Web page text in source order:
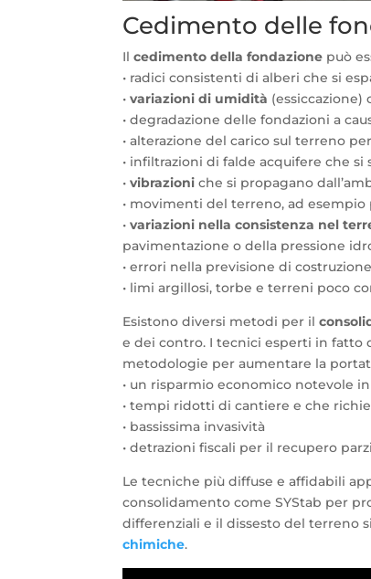
Cedimento delle
Ilcedimento della fondazione può
• radici consistenti di alberi che si
• variazioni di umidità
• degradazione delle fondazioni a
• alterazione del carico sul terreno
• infiltrazioni di falde acquifere che si
•vibrazioni che si propagano
• movimenti del terreno, ad esempio
•variazioni nella consistenza nel
pavimentazione o della pressione
• errori nella previsione di
• limi argillosi, torbe e terreni poco
Esistono diversi metodi per il
e dei contro. I tecnici esperti in fatto
metodologie per aumentare la
• un risparmio economico notevole
• tempi ridotti di cantiere e che
• bassissima invasività
• detrazioni fiscali per il recupero
Le tecniche più diffuse e affidabili
consolidamento come SYStab per
differenziali e il dissesto del terreno
chimiche.